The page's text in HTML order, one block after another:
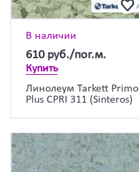
В наличии
610 руб./пог.м.
Купить
Линолеум Tarkett Primo
Plus CPRI 311 (Sinteros)